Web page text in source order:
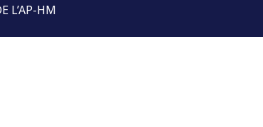
L’AP-HM